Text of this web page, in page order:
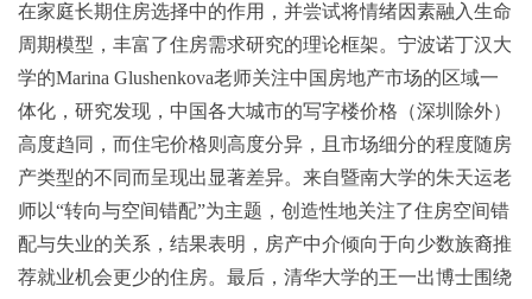
在家庭长期住房选择中的作用，并尝试将情绪因素融入生命
周期模型，丰富了住房需求研究的理论框架。宁波诺丁汉大
学的Marina Glushenkova老师关注中国房地产市场的区域一
体化，研究发现，中国各大城市的写字楼价格（深圳除外）
高度趋同，而住宅价格则高度分异，且市场细分的程度随房
产类型的不同而呈现出显著差异。来自暨南大学的朱天运老
师以“转向与空间错配”为主题，创造性地关注了住房空间错
配与失业的关系，结果表明，房产中介倾向于向少数族裔推
荐就业机会更少的住房。最后，清华大学的王一出博士围绕